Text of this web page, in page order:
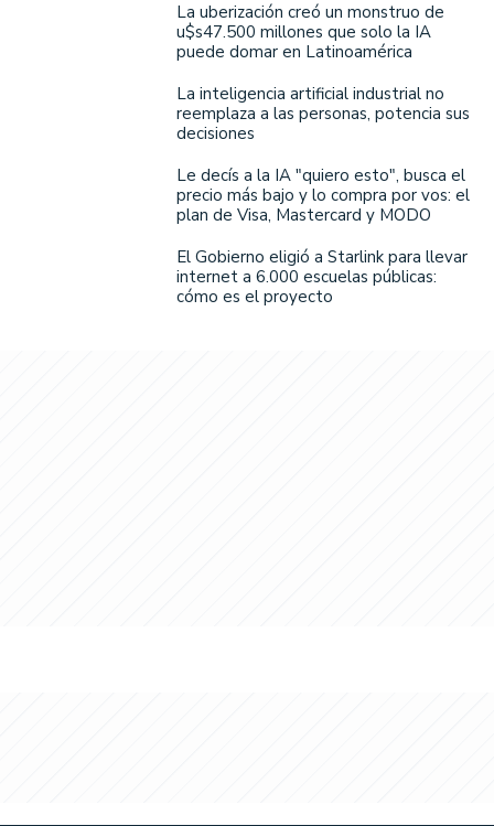
La uberización creó un monstruo de
u$s47.500 millones que solo la IA
puede domar en Latinoamérica
La inteligencia artificial industrial no
reemplaza a las personas, potencia sus
decisiones
Le decís a la IA "quiero esto", busca el
precio más bajo y lo compra por vos: el
plan de Visa, Mastercard y MODO
El Gobierno eligió a Starlink para llevar
internet a 6.000 escuelas públicas:
cómo es el proyecto